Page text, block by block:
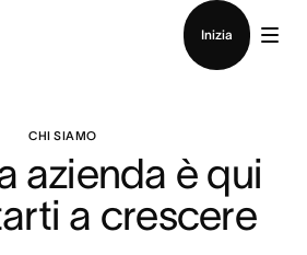
Inizia
CHI SIAMO
azienda è qui
a crescere